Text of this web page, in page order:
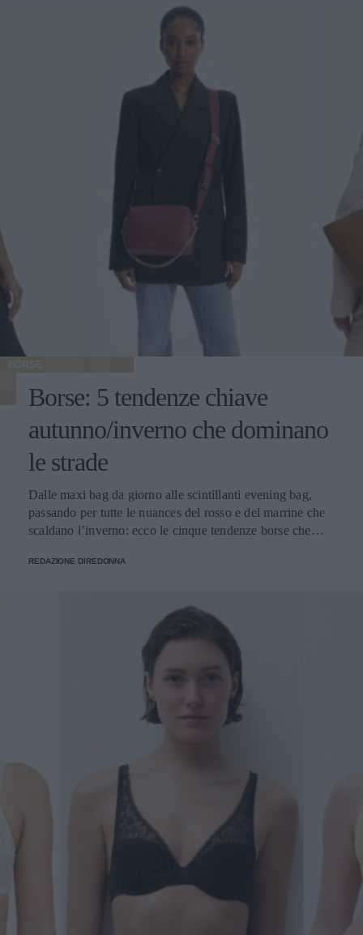
BORSE
Borse: 5 tendenze chiave
autunno/inverno che dominano
le strade
Dalle maxi bag da giorno alle scintillanti evening bag,
passando per tutte le nuances del rosso e del marrine che
scaldano l’inverno: ecco le cinque tendenze borse che
REDAZIONE DIREDONNA